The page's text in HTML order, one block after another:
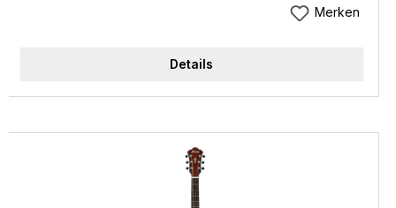
Höfner Diamond Tonabnehmer Selektierte Bridge
Interesse können Sie sich gerne an uns wenden.
werden.
Merken
Details